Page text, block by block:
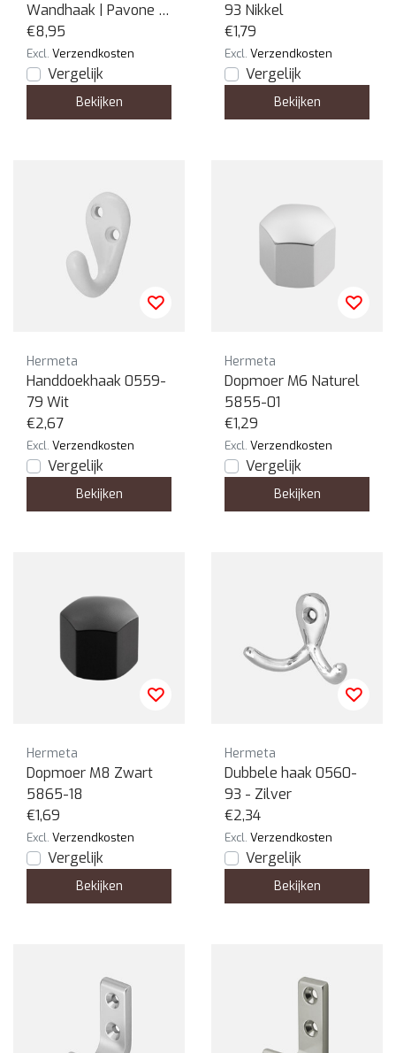
Wandhaak | Pavone |
Groen
€8,95
Excl. Verzendkosten
Vergelijk
Bekijken
93 Nikkel
€1,79
Excl. Verzendkosten
Vergelijk
Bekijken
Hermeta
Handdoekhaak 0559-
79 Wit
€2,67
Excl. Verzendkosten
Vergelijk
Bekijken
Hermeta
Dopmoer M6 Naturel
5855-01
€1,29
Excl. Verzendkosten
Vergelijk
Bekijken
Hermeta
Dopmoer M8 Zwart
5865-18
€1,69
Excl. Verzendkosten
Vergelijk
Bekijken
Hermeta
Dubbele haak 0560-
93 - Zilver
€2,34
Excl. Verzendkosten
Vergelijk
Bekijken